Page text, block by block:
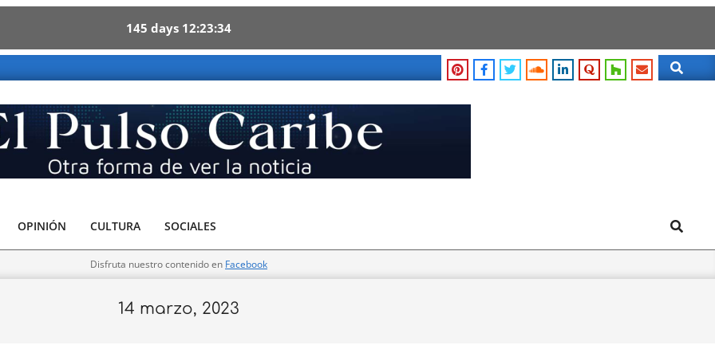
145 days 12 23 33
Search
OPINIÓN CULTURA SOCIALES Search
Disfruta nuestro contenido en Facebook
14 marzo, 2023